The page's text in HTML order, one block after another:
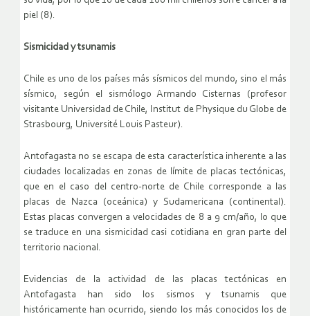
piel (8).
Sismicidad y tsunamis
Chile es uno de los países más sísmicos del mundo, sino el más
sísmico, según el sismólogo Armando Cisternas (profesor
visitante Universidad de Chile, Institut de Physique du Globe de
Strasbourg, Université Louis Pasteur).
Antofagasta no se escapa de esta característica inherente a las
ciudades localizadas en zonas de límite de placas tectónicas,
que en el caso del centro-norte de Chile corresponde a las
placas de Nazca (oceánica) y Sudamericana (continental).
Estas placas convergen a velocidades de 8 a 9 cm/año, lo que
se traduce en una sismicidad casi cotidiana en gran parte del
territorio nacional.
Evidencias de la actividad de las placas tectónicas en
Antofagasta han sido los sismos y tsunamis que
históricamente han ocurrido, siendo los más conocidos los de